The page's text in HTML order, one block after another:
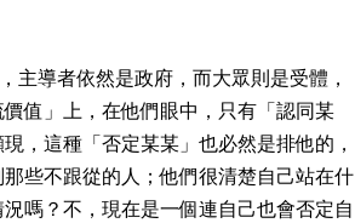
主導者依然是政府，而大眾則是受體，
值」上，在他們眼中，只有「認同某
，這種「否定某某」也必然是排他的，
些不跟從的人；他們很清楚自己站在什
嗎？不，現在是一個連自己也會否定自